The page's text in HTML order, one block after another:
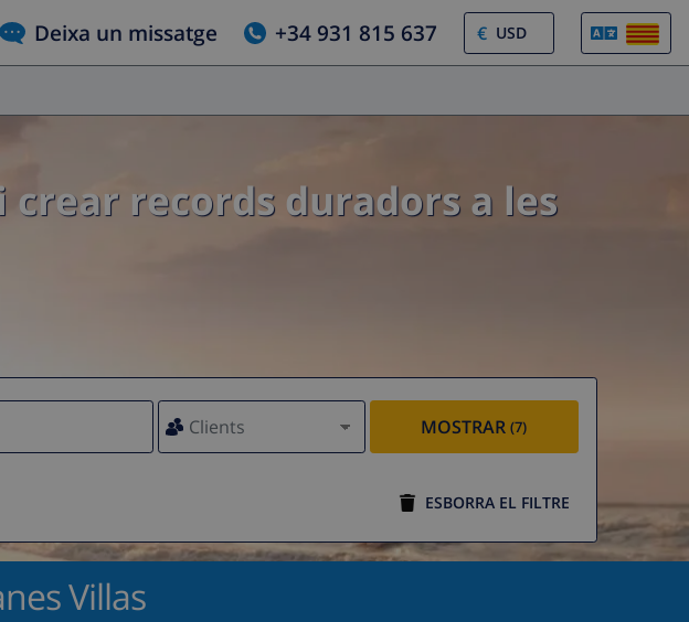
Deixa un missatge +34 931 815 637 €
records duradors a les
Clients MOSTRAR (7)
ESBORRA EL FILTRE
Villas